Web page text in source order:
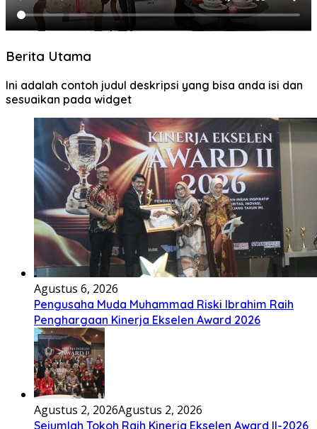
Berita Utama
Ini adalah contoh judul deskripsi yang bisa anda isi dan
sesuaikan pada widget
Agustus 6, 2026
Pengusaha Muda Muhammad Riski Ibrahim Raih
Penghargaan Kinerja Ekselen Award 2026
Agustus 2, 2026Agustus 2, 2026
Sejumlah Tokoh Raih Kinerja Ekselen Award II-2026